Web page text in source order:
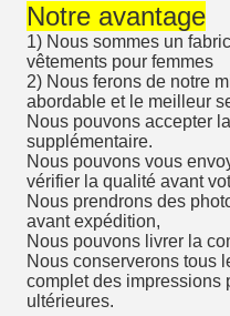
Notre avantage
1) Nous sommes un
vêtements pour femmes
2) Nous ferons de notre
abordable et le meilleur
Nous pouvons accepter
supplémentaire.
Nous pouvons vous
vérifier la qualité avant
Nous prendrons des
avant expédition,
Nous pouvons livrer la
Nous conserverons tous
complet des impressions
ultérieures.